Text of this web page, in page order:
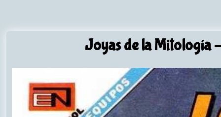
Joyas de la Mitología-